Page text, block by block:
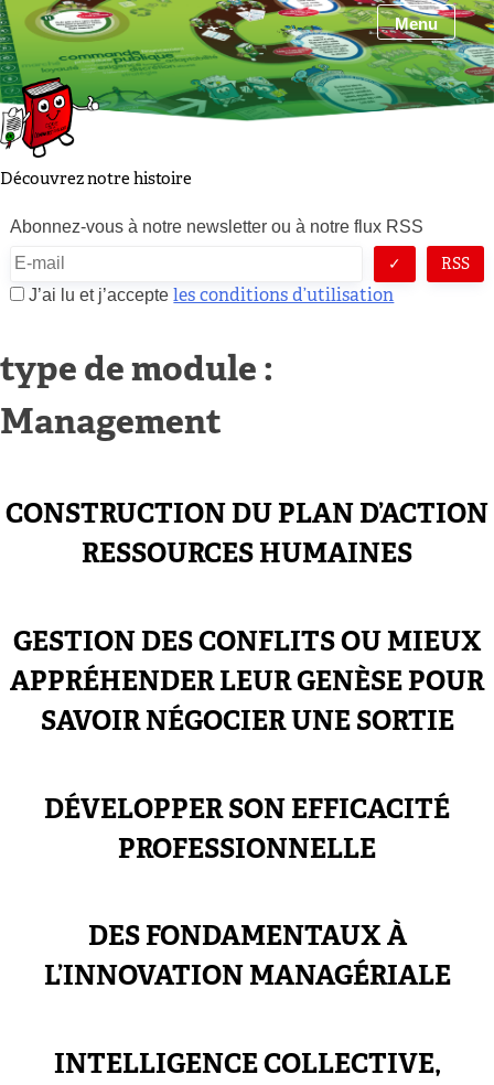
Skip
to
content
Menu
Découvrez notre histoire
Abonnez-vous à notre newsletter ou à notre flux RSS
RSS
J’ai lu et j’accepteles conditions d’utilisation
type de module :
Management
CONSTRUCTION DU PLAN D’ACTION
RESSOURCES HUMAINES
GESTION DES CONFLITS OU MIEUX
APPRÉHENDER LEUR GENÈSE POUR
SAVOIR NÉGOCIER UNE SORTIE
DÉVELOPPER SON EFFICACITÉ
PROFESSIONNELLE
DES FONDAMENTAUX À
L’INNOVATION MANAGÉRIALE
INTELLIGENCE COLLECTIVE,